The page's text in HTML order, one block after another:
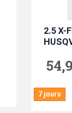
2.5 X-
7 jours